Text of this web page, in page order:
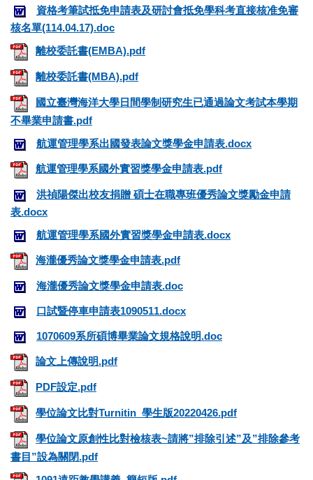
資格考筆試抵免申請表及研討會抵免學科考直接核准免審
核名單(114.04.17).doc
離校委託書(EMBA).pdf
離校委託書(MBA).pdf
國立臺灣海洋大學日間學制研究生已通過論文考試本學期
不畢業申請書.pdf
航運管理學系出國發表論文獎學金申請表.docx
航運管理學系國外實習獎學金申請表.pdf
洪禎陽傑出校友捐贈 碩士在職專班優秀論文獎勵金申請
表.docx
航運管理學系國外實習獎學金申請表.docx
海瀧優秀論文獎學金申請表.pdf
海瀧優秀論文獎學金申請表.doc
口試暨停車申請表1090511.docx
1070609系所碩博畢業論文規格說明.doc
論文上傳說明.pdf
PDF設定.pdf
學位論文比對Turnitin_學生版20220426.pdf
學位論文原創性比對檢核表~請將”排除引述”及”排除參考
書目”設為關閉.pdf